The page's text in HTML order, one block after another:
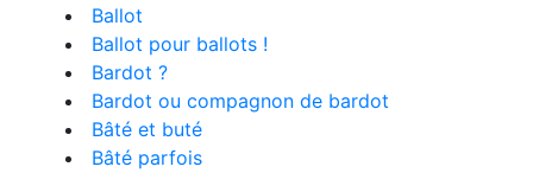
Ballot
Ballot pour ballots !
Bardot ?
Bardot ou compagnon de bardot
Bâté et buté
Bâté parfois